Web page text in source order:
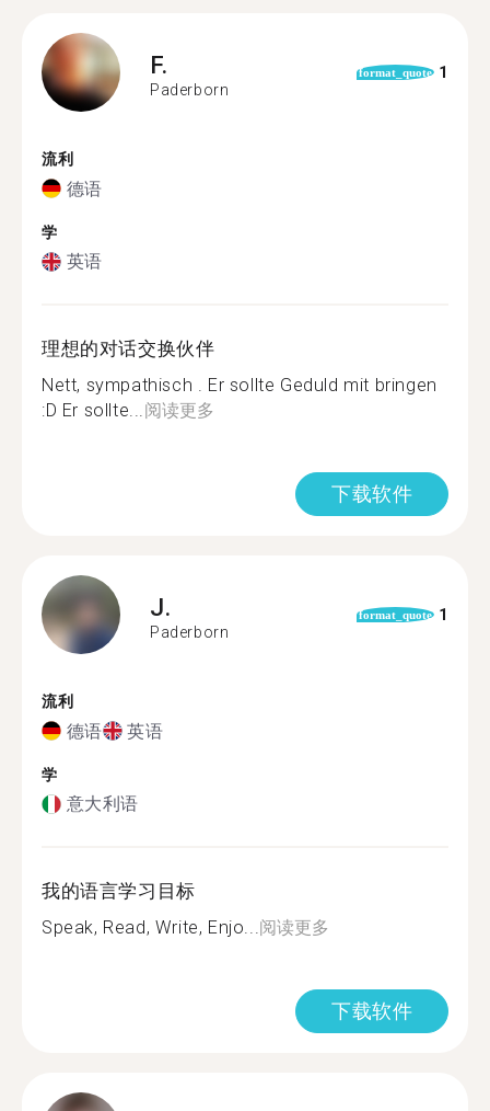
F.
Paderborn
format_quote 1
流利
德语
学
英语
理想的对话交换伙伴
Nett, sympathisch . Er sollte Geduld mit bringen
:D Er sollte...阅读更多
下载软件
J.
Paderborn
format_quote 1
流利
德语 英语
学
意大利语
我的语言学习目标
Speak, Read, Write, Enjo...阅读更多
下载软件